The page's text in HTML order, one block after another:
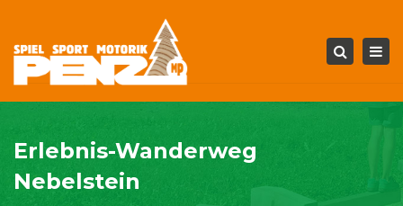
Search
Erlebnis-Wanderweg
Nebelstein